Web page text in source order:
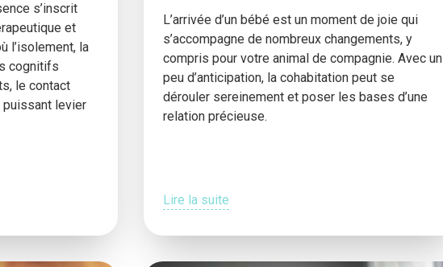
s’inscrit
et
l’isolement, la
cognitifs
le contact
puissant levier
L’arrivée d’un bébé est un moment de joie qui
s’accompagne de nombreux changements, y
compris pour votre animal de compagnie. Avec un
peu d’anticipation, la cohabitation peut se
dérouler sereinement et poser les bases d’une
relation précieuse.
Lire la suite